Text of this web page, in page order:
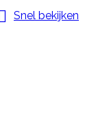
Snel bekijken